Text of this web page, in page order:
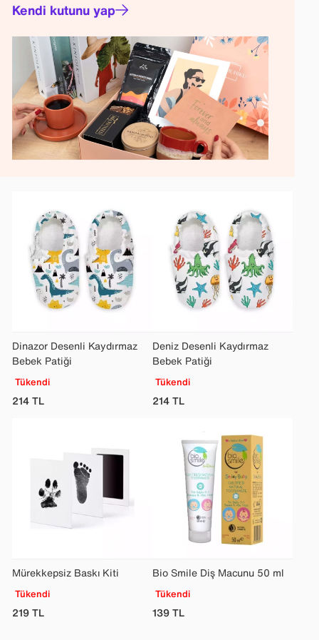
Kendi kutunu yap
Dinazor Desenli Kaydırmaz
Bebek Patiği
Tükendi
214TL
Deniz Desenli Kaydırmaz
Bebek Patiği
Tükendi
214TL
Mürekkepsiz Baskı Kiti
Tükendi
219TL
Bio Smile Diş Macunu 50 ml
Tükendi
139TL